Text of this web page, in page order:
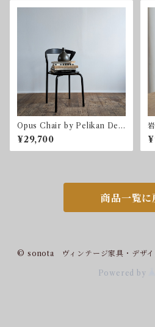
Opus Chair by Pelikan Desi
gn for Bent Krogh ベン
ト・クロー ペリカンデザイ
ン
¥29,700
商品一覧に
© sonota ヴィンテージ家具・デザイ
Powered by